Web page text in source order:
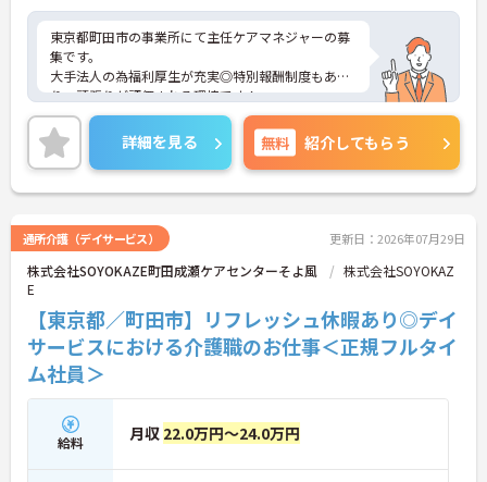
東京都町田市の事業所にて主任ケアマネジャーの募
集です。
大手法人の為福利厚生が充実◎特別報酬制度もあ
り、頑張りが評価される環境です！
リフレッシュ休暇が年間17日とプライベートとの両
立も可能です。
ご興味のある方には、面接対策ポイントなどさらに
詳細をお話いたしますので、お気軽にご相談くださ
い。
詳細を見る 無料 紹介してもらう
通所介護（デイサービス） 更新日：2026年07月29日
株式会社SOYOKAZE町田成瀬ケアセンターそよ風
株式会社SOYOKAZ
E
【東京都／町田市】リフレッシュ休暇あり◎デイ
サービスにおける介護職のお仕事＜正規フルタイ
ム社員＞
給料 月収 22.0万円～24.0万円